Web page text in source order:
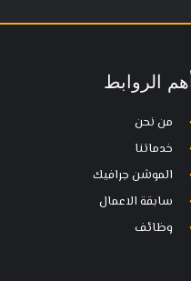
أهم الروابط
من نحن
خدماتنا
الموشن جرافيك
سابقة الاعمال
وظائف